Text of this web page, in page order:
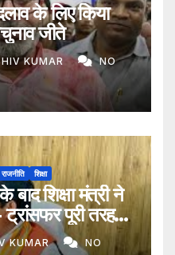
के लिए किया
जीते
KUMAR NO
राजनीति शिक्षा
बाद शिक्षा मंत्री ने
पूरी तरह
KUMAR NO